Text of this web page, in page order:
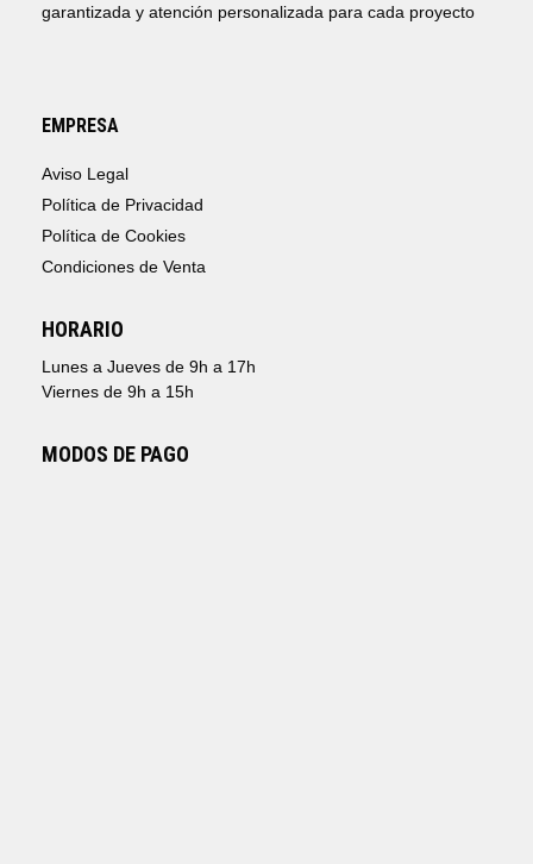
garantizada y atención personalizada para cada proyecto
EMPRESA
Aviso Legal
Política de Privacidad
Política de Cookies
Condiciones de Venta
HORARIO
Lunes a Jueves de 9h a 17h
Viernes de 9h a 15h
MODOS DE PAGO